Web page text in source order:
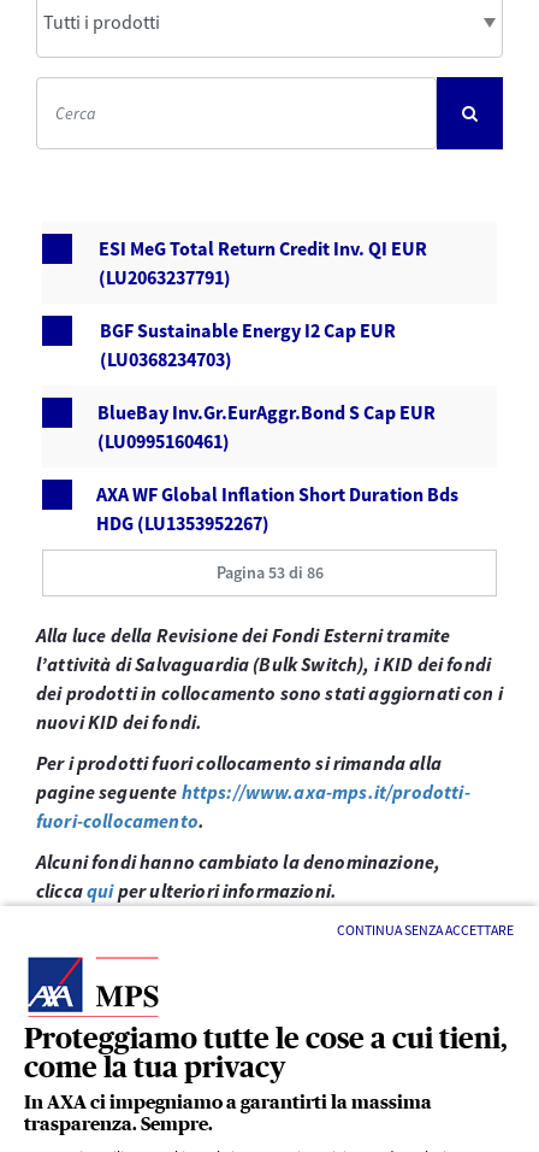
Proteggiamo tutte le cose a cui tieni,
come la tua privacy
In AXA ci impegniamo a garantirti la massima
trasparenza. Sempre.
CONTINUA SENZA ACCETTARE
ESI MeG Total Return Credit Inv. QI EUR
(LU2063237791)
BGF Sustainable Energy I2 Cap EUR
(LU0368234703)
BlueBay Inv.Gr.EurAggr.Bond S Cap EUR
(LU0995160461)
AXA WF Global Inflation Short Duration Bds
HDG (LU1353952267)
Pagina 53 di 86
Alla luce della Revisione dei Fondi Esterni tramite
l’attività di Salvaguardia (Bulk Switch), i KID dei fondi
dei prodotti in collocamento sono stati aggiornati con i
nuovi KID dei fondi.
Per i prodotti fuori collocamento si rimanda alla
pagine seguente https://www.axa-mps.it/prodotti-
fuori-collocamento.
Alcuni fondi hanno cambiato la denominazione,
cliccaquiper ulteriori informazioni.
LINK UTILI